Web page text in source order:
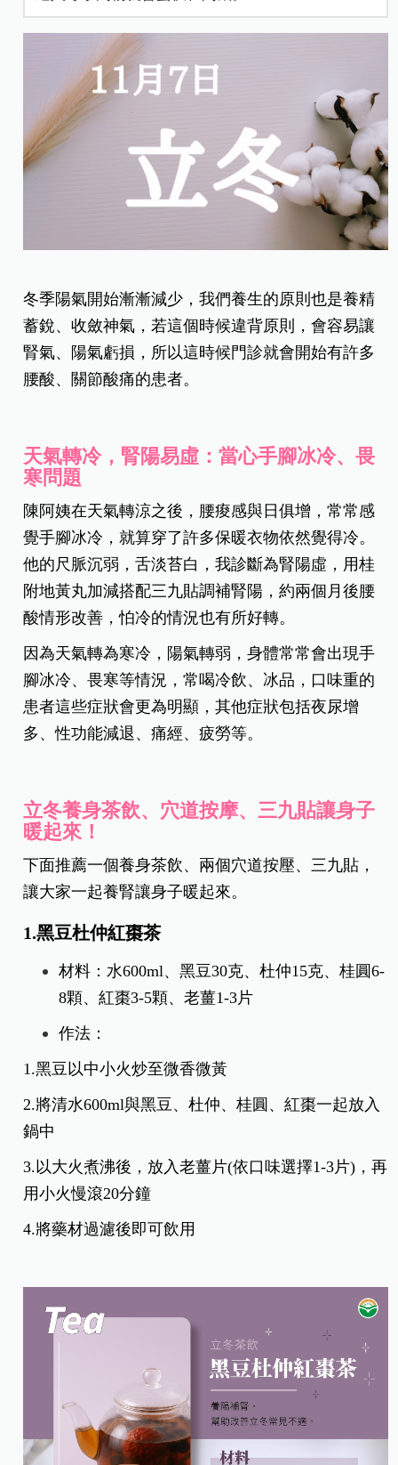
冬季陽氣開始漸漸減少，我們養生的原則也是養精
蓄銳、收斂神氣，若這個時候違背原則，會容易讓
腎氣、陽氣虧損，所以這時候門診就會開始有許多
腰酸、關節酸痛的患者。
天氣轉冷，腎陽易虛：當心手腳冰冷、畏
寒問題
陳阿姨在天氣轉涼之後，腰痠感與日俱增，常常感
覺手腳冰冷，就算穿了許多保暖衣物依然覺得冷。
他的尺脈沉弱，舌淡苔白，我診斷為腎陽虛，用桂
附地黃丸加減搭配三九貼調補腎陽，約兩個月後腰
酸情形改善，怕冷的情況也有所好轉。
因為天氣轉為寒冷，陽氣轉弱，身體常常會出現手
腳冰冷、畏寒等情況，常喝冷飲、冰品，口味重的
患者這些症狀會更為明顯，其他症狀包括夜尿增
多、性功能減退、痛經、疲勞等。
立冬養身茶飲、穴道按摩、三九貼讓身子
暖起來！
下面推薦一個養身茶飲、兩個穴道按壓、三九貼，
讓大家一起養腎讓身子暖起來。
1.黑豆杜仲紅棗茶
材料：水600ml、黑豆30克、杜仲15克、桂圓6-
8顆、紅棗3-5顆、老薑1-3片
作法：
1.黑豆以中小火炒至微香微黃
2.將清水600ml與黑豆、杜仲、桂圓、紅棗一起放入
鍋中
3.以大火煮沸後，放入老薑片(依口味選擇1-3片)，再
用小火慢滾20分鐘
4.將藥材過濾後即可飲用